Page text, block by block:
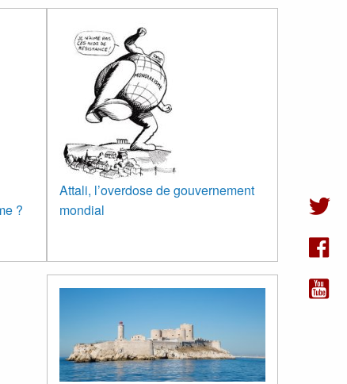
?
Attali, l’overdose de gouvernement
mondial